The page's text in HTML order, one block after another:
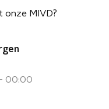
onze MIVD?
00:00